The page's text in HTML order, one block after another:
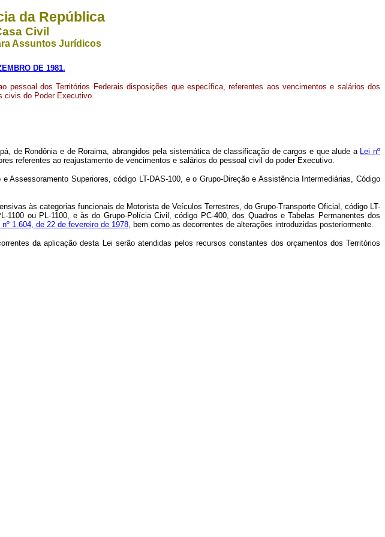
da República
Civil
Assuntos Jurídicos
DE 1981.
pessoal dos Territórios Federais disposições que específica, referentes aos vencimentos e salários dos
civis do Poder Executivo.
de Rondônia e de Roraima, abrangidos pela sistemática de classificação de cargos e que alude a Lei nº
referentes ao reajustamento de vencimentos e salários do pessoal civil do poder Executivo.
Superiores, código LT-DAS-100, e o Grupo-Direção e Assistência Intermediárias, Código
às categorias funcionais de Motorista de Veículos Terrestres, do Grupo-Transporte Oficial, código LT-
ou PL-1100, e às do Grupo-Polícia Civil, código PC-400, dos Quadros e Tabelas Permanentes dos
nº 1.604, de 22 de fevereiro de 1978, bem como as decorrentes de alterações introduzidas posteriormente.
da aplicação desta Lei serão atendidas pelos recursos constantes dos orçamentos dos Territórios